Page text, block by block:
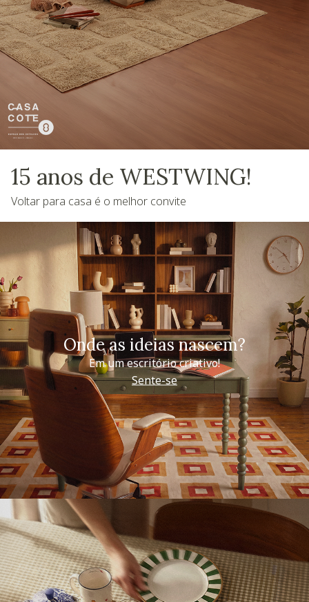
15 anos de WESTWING!
Voltar para casa é o melhor convite
Onde as ideias nascem?
Em um escritório criativo!
Sente-se